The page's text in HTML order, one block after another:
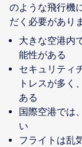
のような飛行機
大きな空港内
能性がある
セキュリティ
トレスが多く
ある
国際空港では
い
フライトは乱